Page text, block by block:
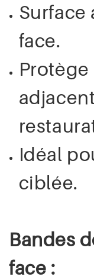
Surface
face.
Idéal
ciblée.
Bandes
face :